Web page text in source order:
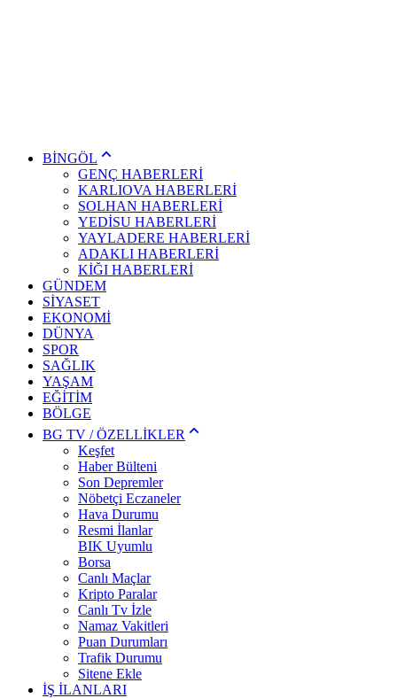
BİNGÖL
GENÇ HABERLERİ
KARLIOVA HABERLERİ
SOLHAN HABERLERİ
YEDİSU HABERLERİ
YAYLADERE HABERLERİ
ADAKLI HABERLERİ
KİĞI HABERLERİ
GÜNDEM
SİYASET
EKONOMİ
DÜNYA
SPOR
SAĞLIK
YAŞAM
EĞİTİM
BÖLGE
BG TV / ÖZELLİKLER
Keşfet
Haber Bülteni
Son Depremler
Nöbetçi Eczaneler
Hava Durumu
Resmi İlanlar
BIK Uyumlu
Borsa
Canlı Maçlar
Kripto Paralar
Canlı Tv İzle
Namaz Vakitleri
Puan Durumları
Trafik Durumu
Sitene Ekle
İŞ İLANLARI